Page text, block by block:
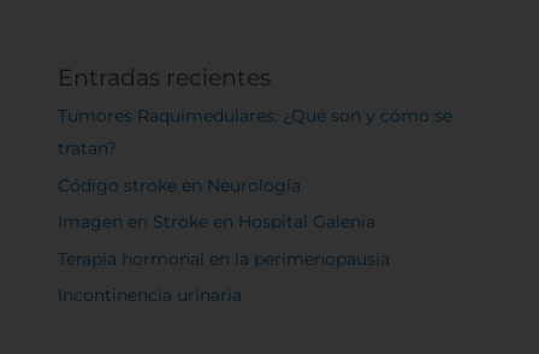
Entradas recientes
Tumores Raquimedulares: ¿Qué son y cómo se
tratan?
Código stroke en Neurología
Imagen en Stroke en Hospital Galenia
Terapia hormonal en la perimenopausia
Incontinencia urinaria